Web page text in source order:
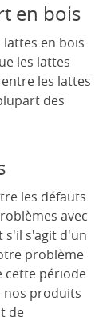
en bois
lattes en bois
les lattes
les lattes
des
les défauts
avec
s'il s'agit d'un
problème
cette période
nos produits
de